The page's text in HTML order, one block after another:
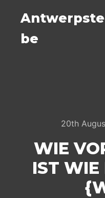
be
20th
WIE
IST WIE